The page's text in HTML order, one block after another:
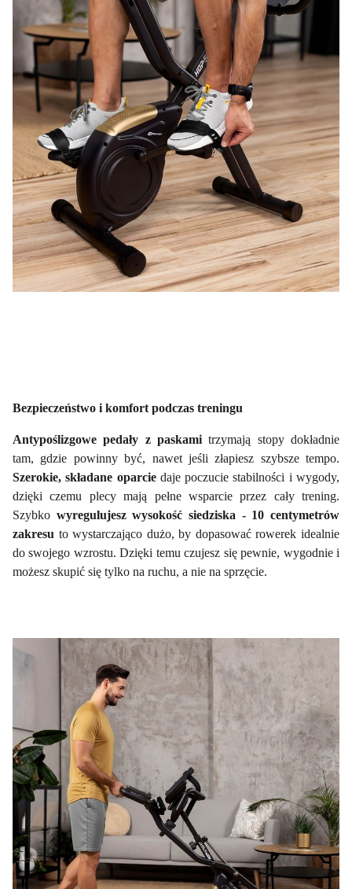
Bezpieczeństwo i komfort podczas treningu
Antypoślizgowe pedały z paskami trzymają stopy dokładnie
tam, gdzie powinny być, nawet jeśli złapiesz szybsze tempo.
Szerokie, składane oparciedaje poczucie stabilności i wygody,
dzięki czemu plecy mają pełne wsparcie przez cały trening.
Szybko wyregulujesz wysokość siedziska - 10 centymetrów
zakresu to wystarczająco dużo, by dopasować rowerek idealnie
do swojego wzrostu. Dzięki temu czujesz się pewnie, wygodnie i
możesz skupić się tylko na ruchu, a nie na sprzęcie.